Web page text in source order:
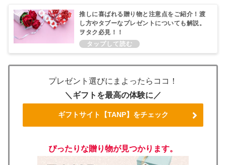
推しに喜ばれる贈り物と注意点をご紹介！渡
し方やタブーなプレゼントについても解説。
ヲタク必見！！
プレゼント選びにまよったらココ！
＼ギフトを最高の体験に／
ギフトサイト【TANP】をチェック
ぴったりな贈り物が見つかります。